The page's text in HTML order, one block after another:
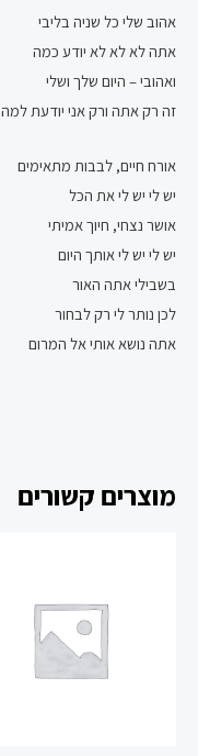
אהוב שלי כל שניה בליבי
אתה לא לא לא יודע כמה
ואהובי – היום שלך ושלי
זה רק אתה ורק אני יודעת למה
אורח חיים, לבבות מתאימים
יש לי יש לי את הכל
אושר נצחי, חיוך אמיתי
יש לי יש לי אותך היום
בשבילי אתה האור
לכן נותר לי רק לבחור
אתה נושא אותי אל המרום
מוצרים קשורים